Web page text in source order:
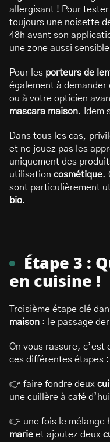
allergisant ! Pour
toujours une noisette
48h avant son
une zone aussi
Pour les porteurs de
également à
ou à votre opticien
mascara maison. Idem
Dans tous les cas,
et ne jouez pas les
uniquement des
utilisation cosmétique.
sont particulièrement
bio.
Étape 3 :
en cuisine !
Troisième étape clé
maison : le passage
On vous rassure, c’est
ces différentes étapes :
👉 faire fondre deux
une cuillère à café
👉 une fois le mélange
marie et ajoutez deux